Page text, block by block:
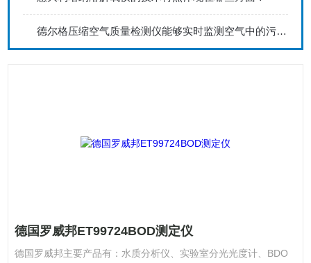
德尔格压缩空气质量检测仪能够实时监测空气中的污染物浓度
德国罗威邦ET99724BOD测定仪
德国罗威邦主要产品有：水质分析仪、实验室分光光度计、BDO